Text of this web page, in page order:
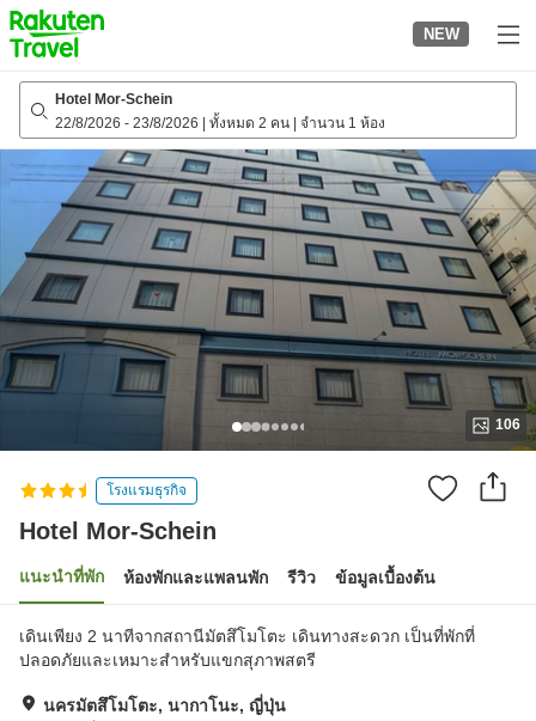
to
top
page
NEW
Hotel Mor-Schein
22/8/2026 - 23/8/2026 ทั้งหมด 2 คน จำนวน 1 ห้อง
106
โรงแรมธุรกิจ
Hotel Mor-Schein
แนะนำที่พัก ห้องพักและแพลนพัก รีวิว ข้อมูลเบื้องต้น
เดินเพียง 2 นาทีจากสถานีมัตสึโมโตะ เดินทางสะดวก เป็นที่พักที่
ปลอดภัยและเหมาะสำหรับแขกสุภาพสตรี
นครมัตสึโมโตะ, นากาโนะ, ญี่ปุ่น